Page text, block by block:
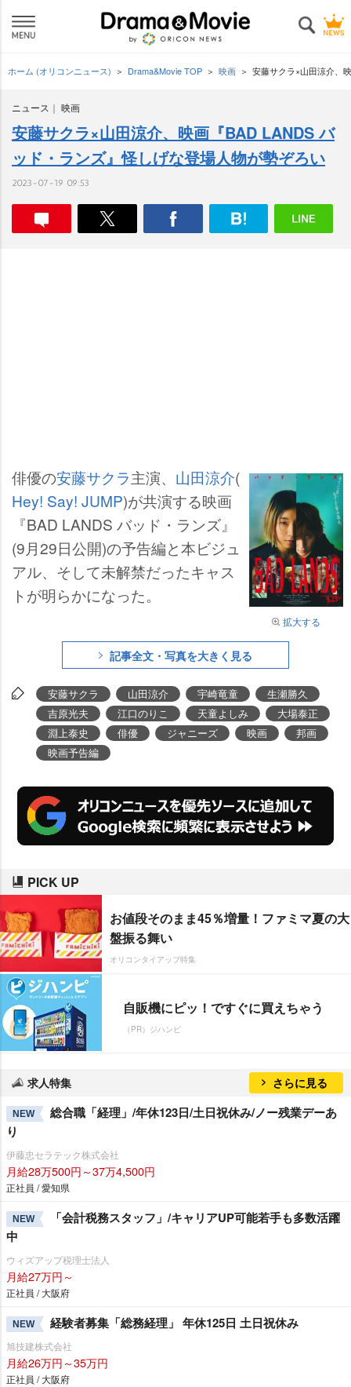
ホーム (オリコンニュース) Drama&Movie TOP 映画 安藤サクラ×山田涼介、
ニュース 映画
安藤サクラ×山田涼介、映画『BAD LANDS バ
ッド・ランズ』怪しげな登場人物が勢ぞろい
2023-07-19 09:53
拡大する
俳優の安藤サクラ主演、 山田涼介(
Hey! Say! JUMP)が共演する映画
『BAD LANDS バッド・ランズ』
(9月29日公開)の予告編と本ビジュ
アル、そして未解禁だったキャス
トが明らかになった。
記事全文・写真を大きく見る
安藤サクラ 山田涼介 宇崎竜童
生瀬勝久
吉原光夫
江口のりこ 天童よしみ
大場泰正
淵上泰史
俳優 ジャニーズ 映画
邦画
映画予告編
PICK UP
お値段そのまま45％増量！ファミマ夏の大
盤振る舞い
オリコンタイアップ特集
自販機にピッ！ですぐに買えちゃう
（PR）ジハンピ
求人特集 さらに見る
NEW
総合職「経理」/年休123日/土日祝休み/ノー残業デーあ
り
伊藤忠セラテック株式会社
月給28万500円～37万4,500円
正社員 / 愛知県
NEW
「会計税務スタッフ」/キャリアUP可能若手も多数活躍
中
ウィズアップ税理士法人
月給27万円～
正社員 / 大阪府
NEW 経験者募集「総務経理」 年休125日 土日祝休み
旭技建株式会社
月給26万円～35万円
正社員 / 大阪府